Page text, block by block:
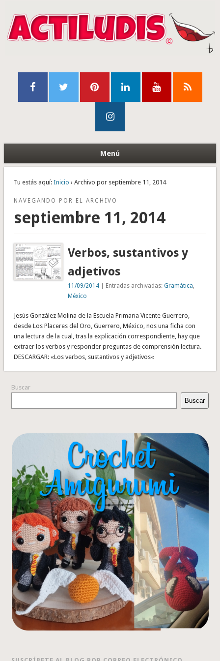
Menú
Tu estás aquí: Inicio › Archivo por septiembre 11, 2014
NAVEGANDO POR EL ARCHIVO
septiembre 11, 2014
Verbos, sustantivos y
adjetivos
11/09/2014 | Entradas archivadas:Gramática
México
Jesús González Molina de la Escuela Primaria Vicente Guerrero,
desde Los Placeres del Oro, Guerrero, México, nos una ficha con
una lectura de la cual, tras la explicación correspondiente, hay que
extraer los verbos y responder preguntas de comprensión lectura.
DESCARGAR: «Los verbos, sustantivos y adjetivos«
Buscar
Buscar